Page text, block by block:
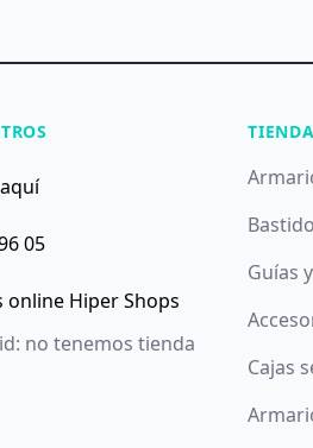
05
online Hiper Shops
no tenemos tienda
TIENDA
Guías
Cajas